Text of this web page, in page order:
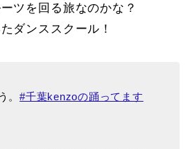
ツを回る旅なのかな？
ダンススクール！
。#千葉kenzoの踊ってます